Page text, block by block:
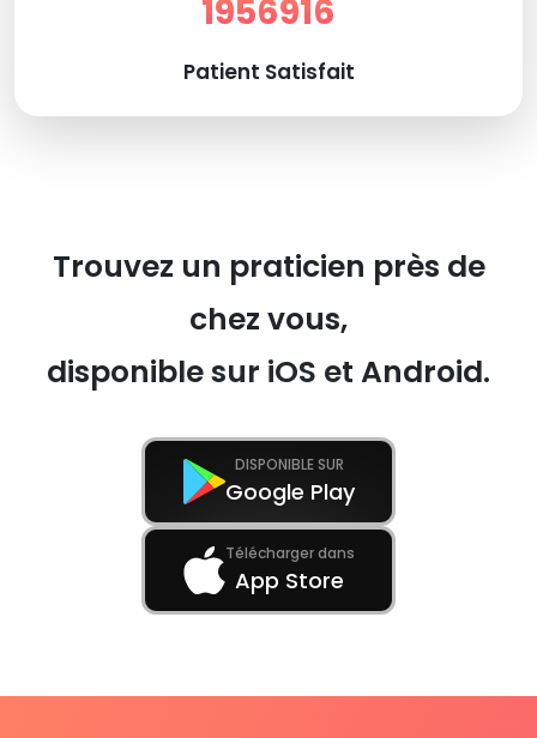
1956916
Patient Satisfait
Trouvez un praticien près de
chez vous,
disponible sur iOS et Android.
DISPONIBLE SUR
Google Play
Télécharger dans
App Store